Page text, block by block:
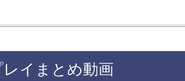
イまとめ動画